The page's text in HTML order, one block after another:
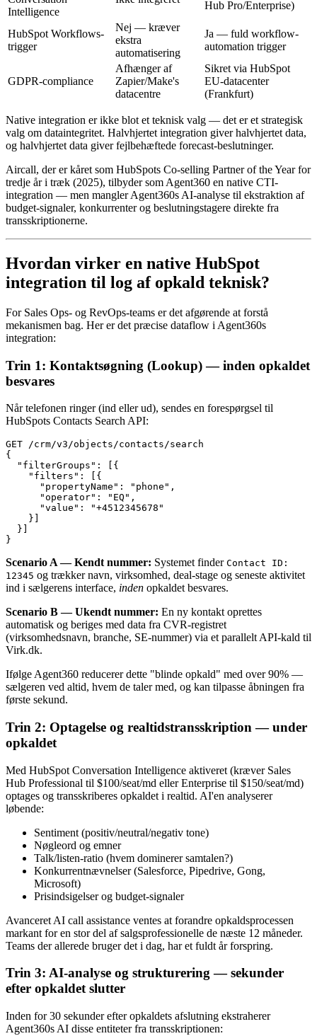
Intelligence
Hub Pro/Enterprise)
HubSpot Workflows-
trigger
Nej — kræver
ekstra
automatisering
Ja — fuld workflow-
automation trigger
GDPR-compliance
Afhænger af
Zapier/Make's
datacentre
Sikret via HubSpot
EU-datacenter
(Frankfurt)
Native integration er ikke blot et teknisk valg — det er et strategisk
valg om dataintegritet. Halvhjertet integration giver halvhjertet data,
og halvhjertet data giver fejlbehæftede forecast-beslutninger.
Aircall, der er kåret som HubSpots Co-selling Partner of the Year for
tredje år i træk (2025), tilbyder som Agent360 en native CTI-
integration — men mangler Agent360s AI-analyse til ekstraktion af
budget-signaler, konkurrenter og beslutningstagere direkte fra
transskriptionerne.
Hvordan virker en native HubSpot
integration til log af opkald teknisk?
For Sales Ops- og RevOps-teams er det afgørende at forstå
mekanismen bag. Her er det præcise dataflow i Agent360s
integration:
Trin 1: Kontaktsøgning (Lookup) — inden opkaldet
besvares
Når telefonen ringer (ind eller ud), sendes en forespørgsel til
HubSpots Contacts Search API:
GET /crm/v3/objects/contacts/search
{
  "filterGroups": [{
    "filters": [{
      "propertyName": "phone",
      "operator": "EQ",
      "value": "+4512345678"
    }]
  }]
Scenario A — Kendt nummer: Systemet finder Contact ID:
12345 og trækker navn, virksomhed, deal-stage og seneste aktivitet
ind i sælgerens interface, inden opkaldet besvares.
Scenario B — Ukendt nummer: En ny kontakt oprettes
automatisk og beriges med data fra CVR-registret
(virksomhedsnavn, branche, SE-nummer) via et parallelt API-kald til
Virk.dk.
Ifølge Agent360 reducerer dette "blinde opkald" med over 90% —
sælgeren ved altid, hvem de taler med, og kan tilpasse åbningen fra
første sekund.
Trin 2: Optagelse og realtidstransskription — under
opkaldet
Med HubSpot Conversation Intelligence aktiveret (kræver Sales
Hub Professional til $100/seat/md eller Enterprise til $150/seat/md)
optages og transskriberes opkaldet i realtid. AI'en analyserer
løbende:
Sentiment (positiv/neutral/negativ tone)
Nøgleord og emner
Talk/listen-ratio (hvem dominerer samtalen?)
Konkurrentnævnelser (Salesforce, Pipedrive, Gong,
Microsoft)
Prisindsigelser og budget-signaler
Avanceret AI call assistance ventes at forandre opkaldsprocessen
markant for en stor del af salgsprofessionelle de næste 12 måneder.
Teams der allerede bruger det i dag, har et fuldt år forspring.
Trin 3: AI-analyse og strukturering — sekunder
efter opkaldet slutter
Inden for 30 sekunder efter opkaldets afslutning ekstraherer
Agent360s AI disse entiteter fra transskriptionen: